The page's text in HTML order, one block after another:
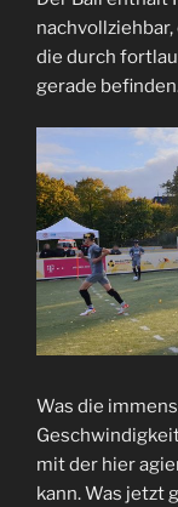
die durch
gerade
Was die
mit der hier
kann. Was jetzt